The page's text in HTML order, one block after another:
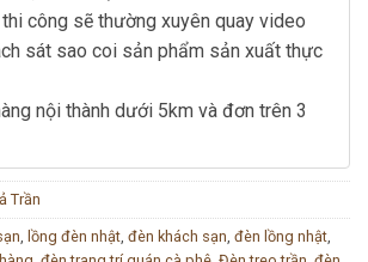
công sẽ thường xuyên quay video
sát sao coi sản phẩm sản xuất thực
nội thành dưới 5km và đơn trên 3
Trần
lồng đèn nhật đèn khách sạn đèn lồng nhật